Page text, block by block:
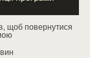
щоб повернутися